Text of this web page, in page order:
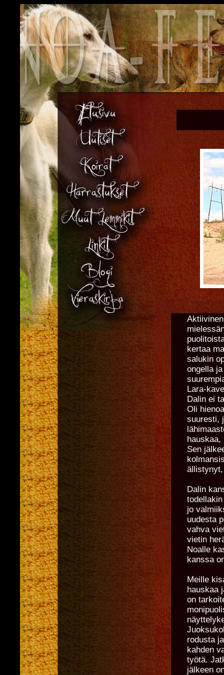
kertaa
salukin
ongella
Lara-
Dalin ei
Oli
suuresti,
Sen
Dalin
jo
uudesta
vahva
vietin
Noalle
kanssa
Meille
hauskaa
on
rodusta
kahden
työtä.
jälkeen